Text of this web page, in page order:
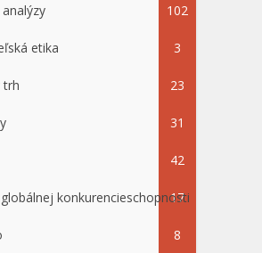
102
etika 3
trh 23
31
42
konkurencieschopnosti
17
8